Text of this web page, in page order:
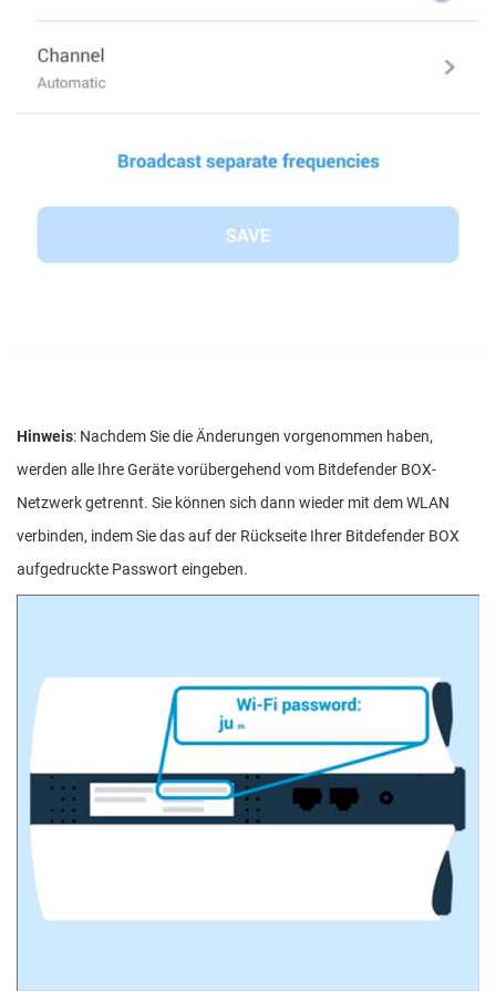
Hinweis: Nachdem Sie die Änderungen vorgenommen haben,
werden alle Ihre Geräte vorübergehend vom Bitdefender BOX-
Netzwerk getrennt. Sie können sich dann wieder mit dem WLAN
verbinden, indem Sie das auf der Rückseite Ihrer Bitdefender BOX
aufgedruckte Passwort eingeben.